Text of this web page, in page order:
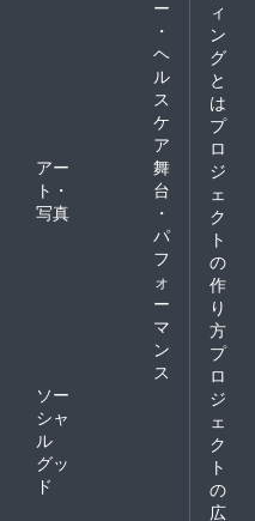
ー
・
ヘ
ル
ス
ケ
ア
アー
ト・
写真
舞
台
・
パ
フ
ォ
ー
マ
ン
ス
ソー
シャ
ル
グッ
ド
ィ
ン
グ
と
は
プ
ロ
ジ
ェ
ク
ト
の
作
り
方
プ
ロ
ジ
ェ
ク
ト
の
広